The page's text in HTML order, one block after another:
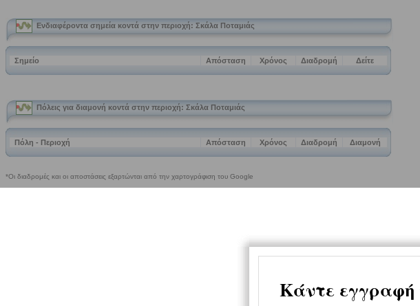
Ενδιαφέροντα σημεία κοντά στην περιοχή: Σκάλα Ποταμιάς
Σημείο Απόσταση Χρόνος Διαδρομή Δείτε
Πόλεις για διαμονή κοντά στην περιοχή: Σκάλα Ποταμιάς
Πόλη - Περιοχή Απόσταση Χρόνος Διαδρομή Διαμονή
*Οι διαδρομές και οι αποστάσεις εξαρτώνται από την χαρτογράφιση του Google